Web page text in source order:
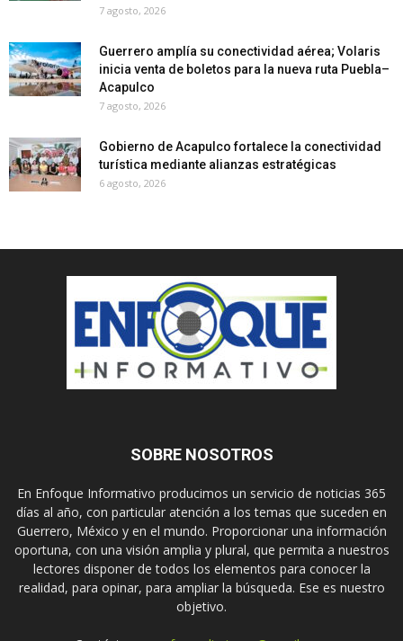
7 agosto, 2026
Guerrero amplía su conectividad aérea; Volaris
inicia venta de boletos para la nueva ruta Puebla–
Acapulco
7 agosto, 2026
Gobierno de Acapulco fortalece la conectividad
turística mediante alianzas estratégicas
6 agosto, 2026
SOBRE NOSOTROS
En Enfoque Informativo producimos un servicio de noticias 365
días al año, con particular atención a los temas que suceden en
Guerrero, México y en el mundo. Proporcionar una información
oportuna, con una visión amplia y plural, que permita a nuestros
lectores disponer de todos los elementos para conocer la
realidad, para opinar, para ampliar la búsqueda. Ese es nuestro
objetivo.